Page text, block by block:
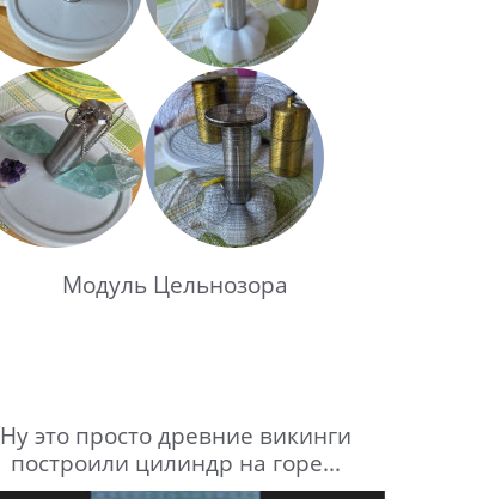
Модуль Цельнозора
Ну это просто древние викинги
построили цилиндр на горе...